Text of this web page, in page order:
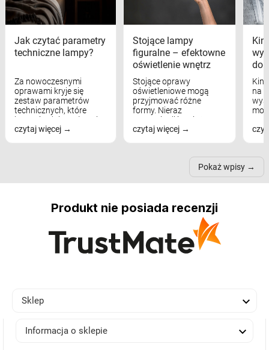
Jak czytać parametry
techniczne lampy?
Za nowoczesnymi
oprawami kryje się
zestaw parametrów
technicznych, które
bezpośrednio wpływają
na komfort widzenia,
czytaj więcej
Stojące lampy
figuralne – efektowne
oświetlenie wnętrz
Stojące oprawy
oświetleniowe mogą
przyjmować różne
formy. Nieraz
wspominaliśmy już
modele na łukowych
nich może przydać się w
czytaj więcej
na
Pokaż wpisy
Produkt nie posiada recenzji
Sklep 
Informacja o sklepie 